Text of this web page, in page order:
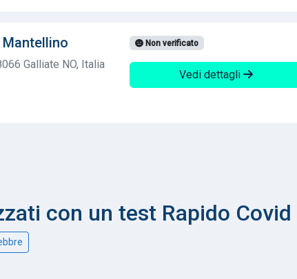
Mantellino
Galliate NO, Italia
Non verificato
Vedi dettagli
con un test Rapido Covid